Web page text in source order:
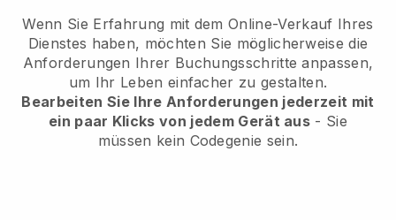
Wenn Sie Erfahrung mit dem Online-Verkauf Ihres
Dienstes haben, möchten Sie möglicherweise die
Anforderungen Ihrer Buchungsschritte anpassen,
um Ihr Leben einfacher zu gestalten.
Bearbeiten Sie Ihre Anforderungen jederzeit mit
ein paar Klicks von jedem Gerät aus - Sie
müssen kein Codegenie sein.